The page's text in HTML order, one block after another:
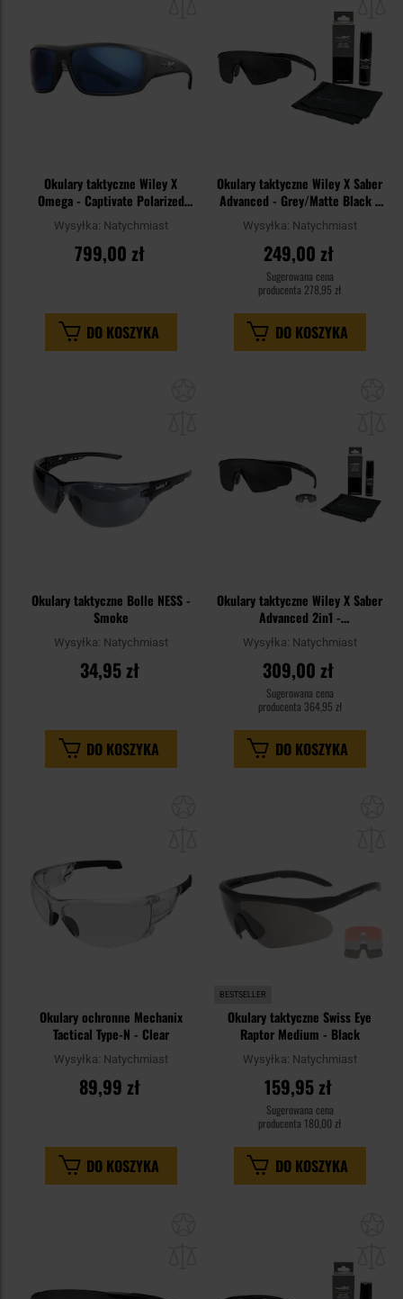
Okulary taktyczne Wiley X
Omega - Captivate Polarized
Blue Mirror/Matt Translucent
Black
Wysyłka: Natychmiast
799,00 zł
DO KOSZYKA
Okulary taktyczne Wiley X Saber
Advanced - Grey/Matte Black +
Anti-Fog Cleaner Kit - zestaw
Wysyłka: Natychmiast
249,00 zł
Sugerowana cena
producenta 278,95 zł
DO KOSZYKA
Okulary taktyczne Bolle NESS -
Smoke
Wysyłka: Natychmiast
34,95 zł
DO KOSZYKA
Okulary taktyczne Wiley X Saber
Advanced 2in1 -
Grey/Clear/Matte Black + Anti-
Fog Cleaner Kit - zestaw
Wysyłka: Natychmiast
309,00 zł
Sugerowana cena
producenta 364,95 zł
DO KOSZYKA
Okulary ochronne Mechanix
Tactical Type-N - Clear
Wysyłka: Natychmiast
89,99 zł
DO KOSZYKA
BESTSELLER
Okulary taktyczne Swiss Eye
Raptor Medium - Black
Wysyłka: Natychmiast
159,95 zł
Sugerowana cena
producenta 180,00 zł
DO KOSZYKA